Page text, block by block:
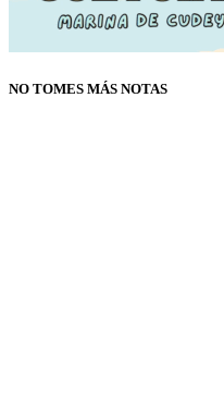
NO TOMES MÁS NOTAS